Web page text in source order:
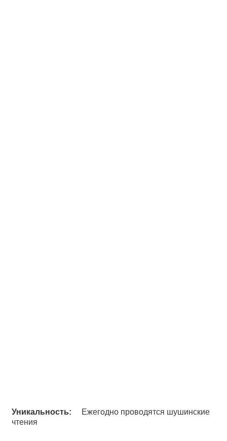
Уникальность:
Ежегодно проводятся шушинские
чтения